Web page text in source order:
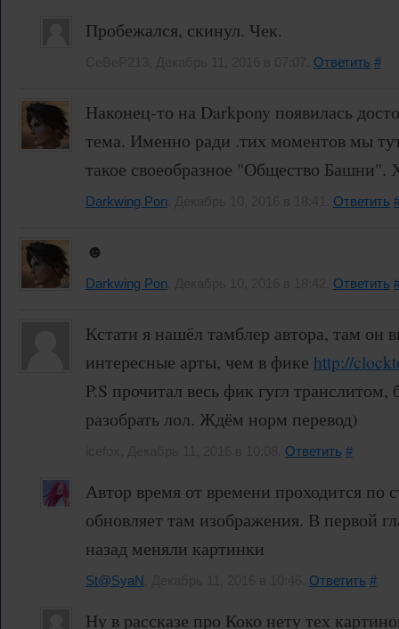
Пробежался, скинул. Чек.
Ответить #
Наконец-то на Darkpony появилась
тема. Именно ради .тих моментов мы
такое своеобразное "Общество Башни".
Darkwing Pon Ответить
☻
Darkwing Pon Ответить
Кстати я нашёл тамблер автора, там он
интересные арты, чем в фике http://
P.S прочитал весь фик гугл
разобрать лол. Ждём норм перевод)
Ответить #
Автор время от времени проходится по
обновляет там изображения. В первой
назад меняли картинки
St@SyaN Ответить #
Ну в рассказе про Коко нету тех